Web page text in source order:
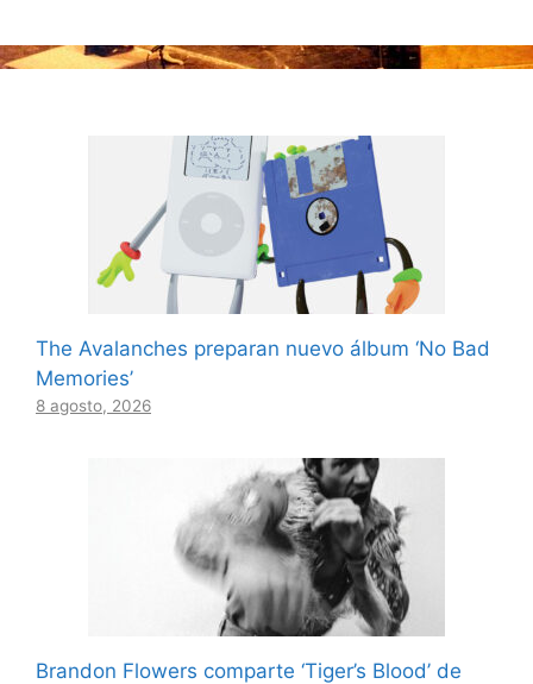
The Avalanches preparan nuevo álbum ‘No Bad
Memories’
8 agosto, 2026
Brandon Flowers comparte ‘Tiger’s Blood’ de